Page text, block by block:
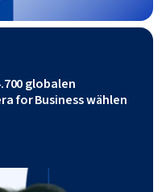
globalen
for Business wählen